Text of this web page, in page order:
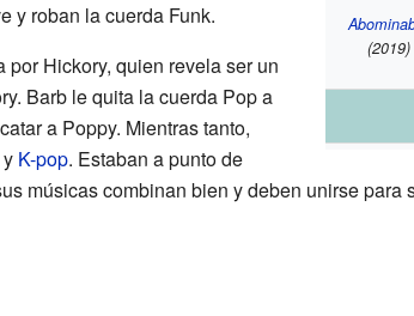
(2019)
y roban la cuerda Funk.
Hickory, quien revela ser un
Barb le quita la cuerda Pop a
a Poppy. Mientras tanto,
y K-pop. Estaban a punto de
músicas combinan bien y deben unirse para